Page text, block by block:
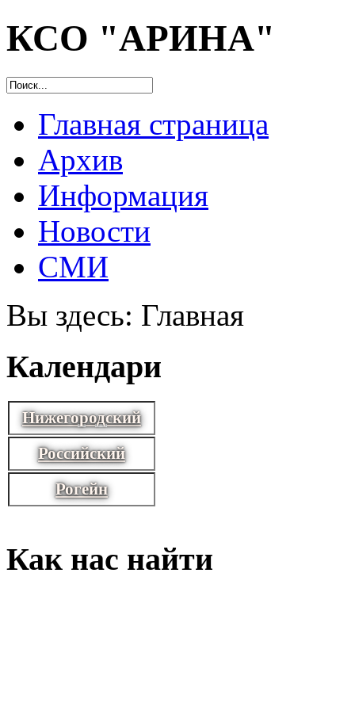
КСО "АРИНА"
Главная страница
Архив
Информация
Новости
СМИ
Вы здесь: Главная
Календари
Нижегородский
Российский
Рогейн
Как нас найти